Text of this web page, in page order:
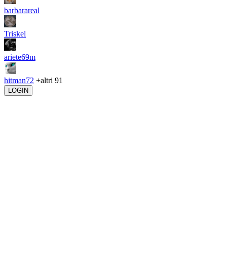
barbarareal
Triskel
ariete69m
hitman72 +altri 91
LOGIN